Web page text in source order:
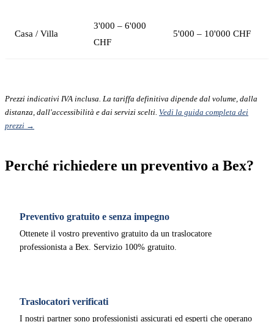
Casa / Villa
3'000 – 6'000
CHF
5'000 – 10'000 CHF
Prezzi indicativi IVA inclusa. La tariffa definitiva dipende dal volume, dalla
distanza, dall'accessibilità e dai servizi scelti. Vedi la guida completa dei
prezzi →
Perché richiedere un preventivo a Bex?
Preventivo gratuito e senza impegno
Ottenete il vostro preventivo gratuito da un traslocatore
professionista a Bex. Servizio 100% gratuito.
Traslocatori verificati
I nostri partner sono professionisti assicurati ed esperti che operano